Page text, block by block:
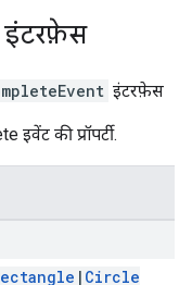
इंटरफ़ेस
इंटरफ़ेस
की प्रॉपर्टी.
| Circle